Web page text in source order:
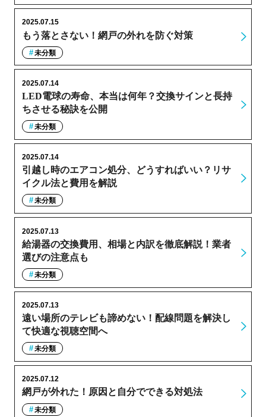
もう落とさない！網戸の外れを防ぐ対策
2025.07.15
未分類
LED電球の寿命、本当は何年？交換サインと長持
ちさせる秘訣を公開
2025.07.14
未分類
引越し時のエアコン処分、どうすればいい？リサ
イクル法と費用を解説
2025.07.14
未分類
給湯器の交換費用、相場と内訳を徹底解説！業者
選びの注意点も
2025.07.13
未分類
遠い場所のテレビも諦めない！配線問題を解決し
て快適な視聴空間へ
2025.07.13
未分類
網戸が外れた！原因と自分でできる対処法
2025.07.12
未分類